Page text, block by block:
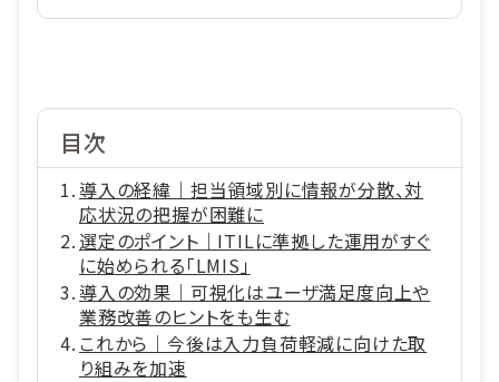
目次
導入の経緯｜担当領域別に情報が分散、対
応状況の把握が困難に
選定のポイント｜ITILに準拠した運用がすぐ
に始められる「LMIS」
導入の効果｜可視化はユーザ満足度向上や
業務改善のヒントをも生む
これから｜今後は入力負荷軽減に向けた取
り組みを加速